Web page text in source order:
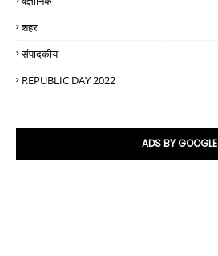
शहर
संपादकीय
REPUBLIC DAY 2022
ADS BY GOOGLE